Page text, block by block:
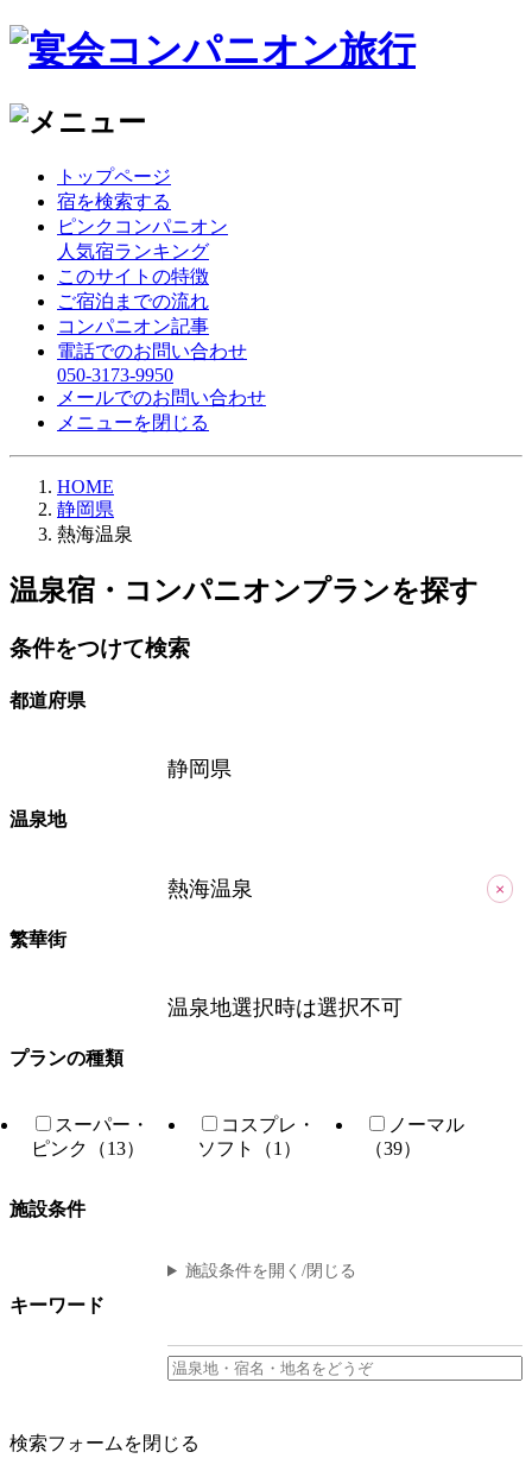
トップページ
宿を検索する
ピンクコンパニオン
人気宿ランキング
このサイトの特徴
ご宿泊までの流れ
コンパニオン記事
電話でのお問い合わせ
050-3173-9950
メールでのお問い合わせ
メニューを閉じる
HOME
静岡県
熱海温泉
温泉宿・コンパニオンプランを探す
条件をつけて検索
都道府県
静岡県
温泉地
熱海温泉 ×
繁華街
温泉地選択時は選択不可
プランの種類
スーパー・
ピンク（13）
コスプレ・
ソフト（1）
ノーマル
（39）
施設条件
施設条件を開く/閉じる
キーワード
検索フォームを閉じる